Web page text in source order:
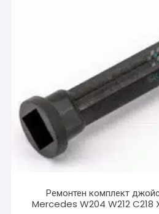
Ремонтен комплект
Mercedes W204 W212 C218